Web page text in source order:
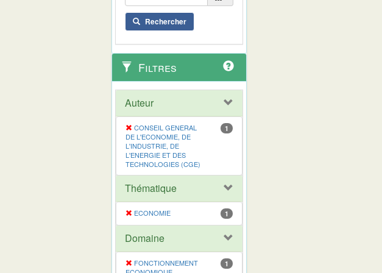
Rechercher
Filtres
Auteur
CONSEIL GENERAL
DE L'ECONOMIE, DE
L'INDUSTRIE, DE
L'ENERGIE ET DES
TECHNOLOGIES (CGE)
1
Thématique
ECONOMIE 1
Domaine
FONCTIONNEMENT
1